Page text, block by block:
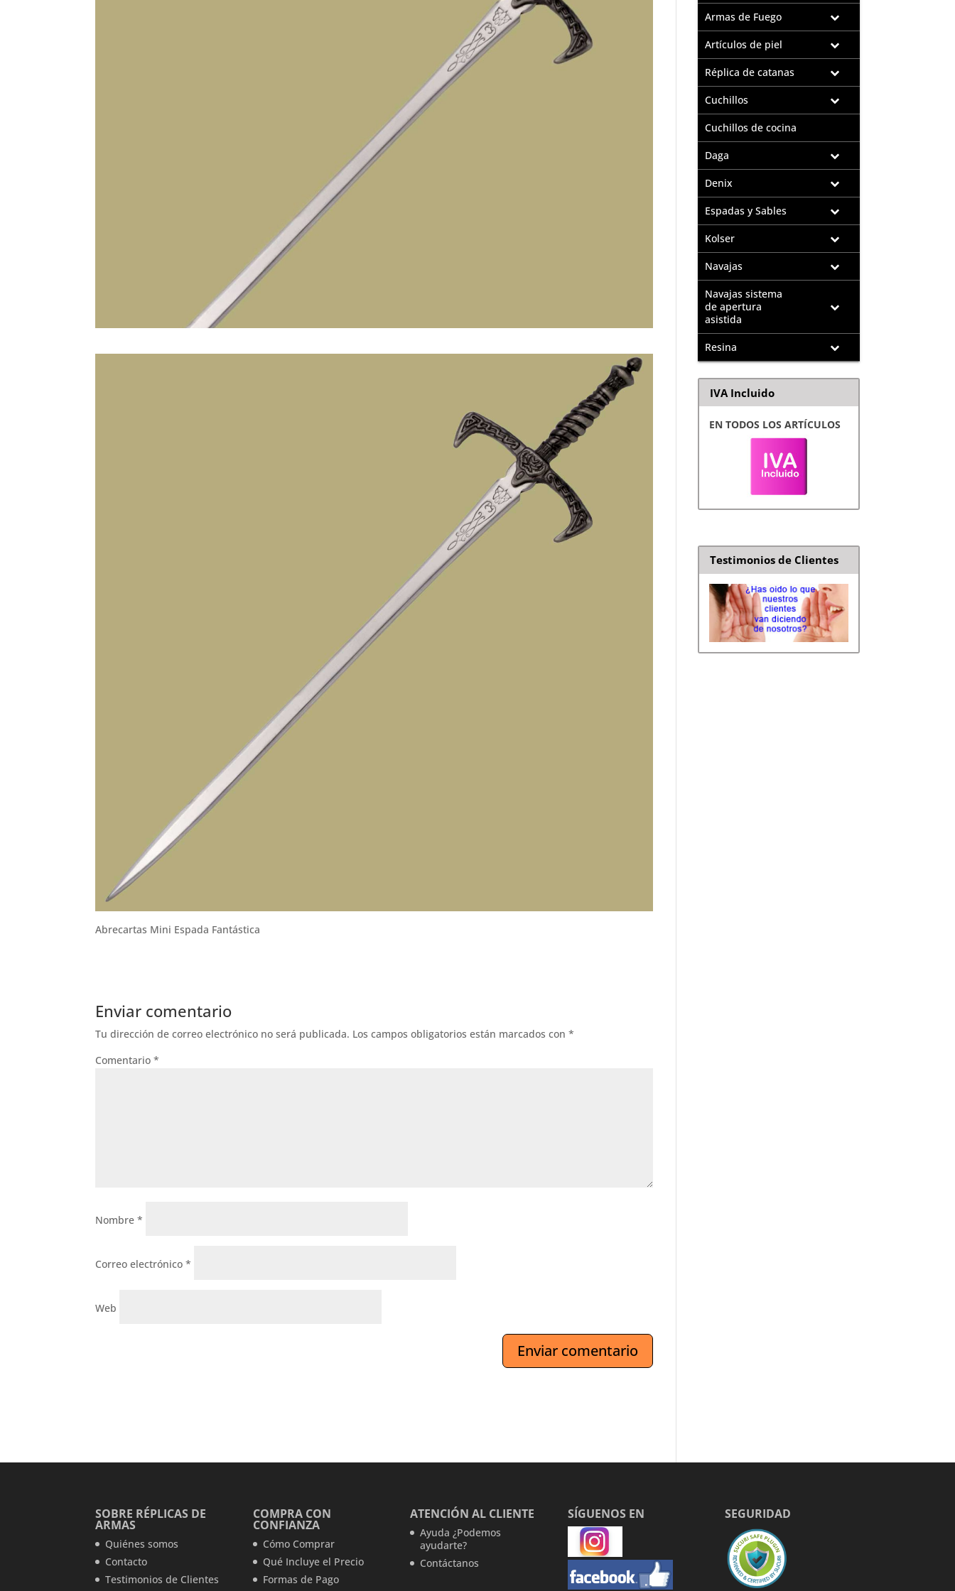
Abrecartas Mini Espada Fantástica
Enviar comentario
Tu dirección de correo electrónico no será publicada. Los campos obligatorios están marcados con*
Comentario*
Nombre*
Correo electrónico*
Web
Armas de Fuego
Artículos de piel
Réplica de catanas
Cuchillos
Cuchillos de cocina
Daga
Denix
Espadas y Sables
Kolser
Navajas
Navajas sistema
de apertura
asistida
Resina
IVA Incluido
EN TODOS LOS ARTÍCULOS
Testimonios de Clientes
SOBRE RÉPLICAS DE
ARMAS
Quiénes somos
Contacto
Testimonios de Clientes
COMPRA CON
CONFIANZA
Cómo Comprar
Qué Incluye el Precio
Formas de Pago
ATENCIÓN AL CLIENTE
Ayuda ¿Podemos
ayudarte?
Contáctanos
SÍGUENOS EN SEGURIDAD